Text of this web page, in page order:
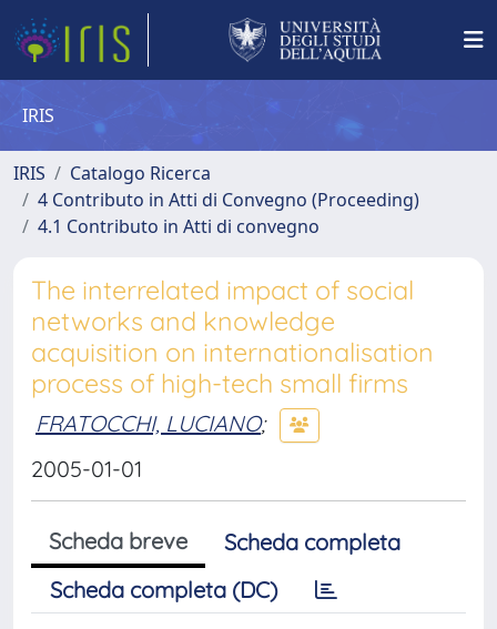
IRIS
IRIS
Catalogo Ricerca
4 Contributo in Atti di Convegno (Proceeding)
4.1 Contributo in Atti di convegno
The interrelated impact of social
networks and knowledge
acquisition on internationalisation
process of high-tech small firms
FRATOCCHI, LUCIANO;
2005-01-01
Scheda breve
Scheda completa
Scheda completa (DC)